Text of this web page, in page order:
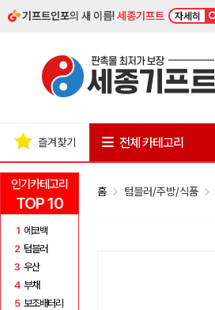
기프트인포의 새 이름!세종기프트 자세히
인기카테고리
TOP 10
1 에코백
2 텀블러
3 우산
4 부채
5 보조배터리
즐겨찾기 전체 카테고리
홈 텀블러/주방/식품